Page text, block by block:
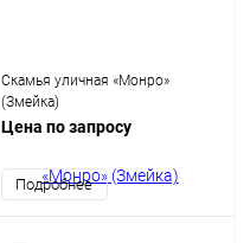
Скамья уличная «Монро»
(Змейка)
Цена по запросу
Подробнее